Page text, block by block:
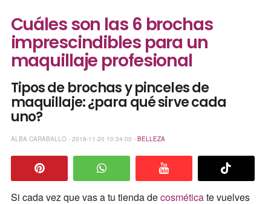
Cuáles son las 6 brochas
imprescindibles para un
maquillaje profesional
Tipos de brochas y pinceles de
maquillaje: ¿para qué sirve cada
uno?
ALBA CARABALLO - 2018-11-20 10:34:00 - BELLEZA
Si cada vez que vas a tu tienda decosméticate vuelves